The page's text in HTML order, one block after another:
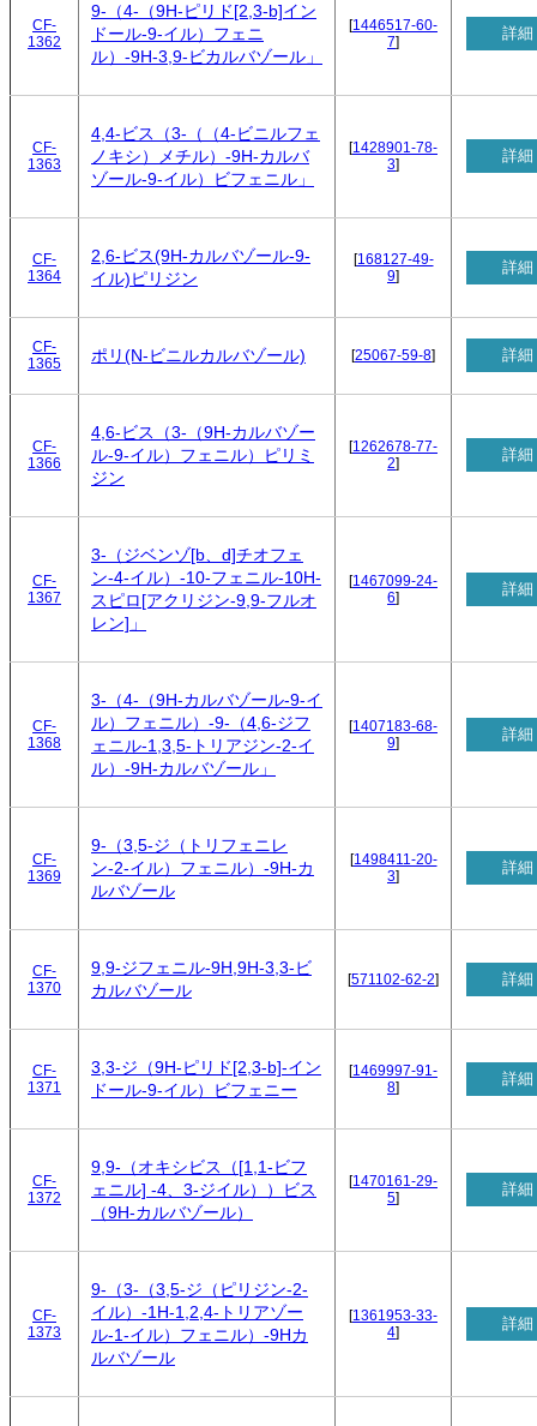
CF-
1362
9-（4-（9H-ピリド[2,3-b]イン
ドール-9-イル）フェニ
ル）-9H-3,9-ビカルバゾール」
[1446517-60-
7] 詳細
CF-
1363
4,4-ビス（3-（（4-ビニルフェ
ノキシ）メチル）-9H-カルバ
ゾール-9-イル）ビフェニル」
[1428901-78-
3] 詳細
CF-
1364
2,6-ビス(9H-カルバゾール-9-
イル)ピリジン
[168127-49-
9] 詳細
CF-
1365
ポリ(N-ビニルカルバゾール) [25067-59-8] 詳細
CF-
1366
4,6-ビス（3-（9H-カルバゾー
ル-9-イル）フェニル）ピリミ
ジン
[1262678-77-
2] 詳細
CF-
1367
3-（ジベンゾ[b、d]チオフェ
ン-4-イル）-10-フェニル-10H-
スピロ[アクリジン-9,9-フルオ
レン]」
[1467099-24-
6] 詳細
CF-
1368
3-（4-（9H-カルバゾール-9-イ
ル）フェニル）-9-（4,6-ジフ
ェニル-1,3,5-トリアジン-2-イ
ル）-9H-カルバゾール」
[1407183-68-
9] 詳細
CF-
1369
9-（3,5-ジ（トリフェニレ
ン-2-イル）フェニル）-9H-カ
ルバゾール
[1498411-20-
3] 詳細
CF-
1370
9,9-ジフェニル-9H,9H-3,3-ビ
カルバゾール
[571102-62-2] 詳細
CF-
1371
3,3-ジ（9H-ピリド[2,3-b]-イン
ドール-9-イル）ビフェニー
[1469997-91-
8] 詳細
CF-
1372
9,9-（オキシビス（[1,1-ビフ
ェニル] -4、3-ジイル））ビス
（9H-カルバゾール）
[1470161-29-
5] 詳細
CF-
1373
9-（3-（3,5-ジ（ピリジン-2-
イル）-1H-1,2,4-トリアゾー
ル-1-イル）フェニル）-9Hカ
ルバゾール
[1361953-33-
4] 詳細